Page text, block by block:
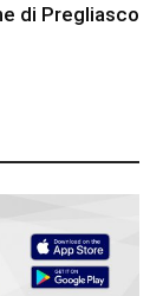
di Pregliasco